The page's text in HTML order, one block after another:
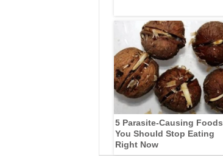
5 Parasite-Causing Foods
You Should Stop Eating
Right Now